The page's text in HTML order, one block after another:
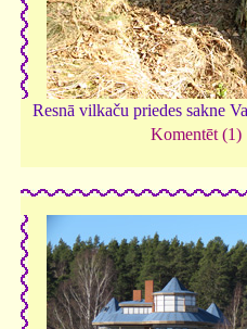
Resnā vilkaču priedes sakne
Komentēt (1)